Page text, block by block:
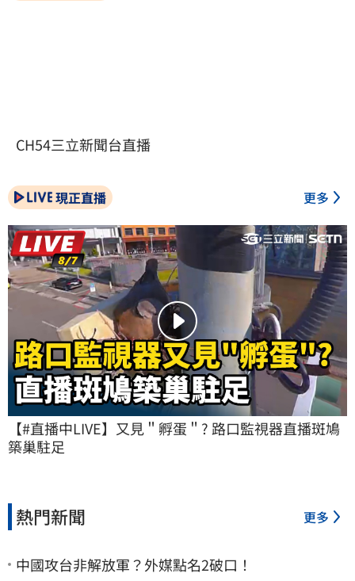
CH54三立新聞台直播
現正直播 更多
【#直播中LIVE】又見＂孵蛋＂? 路口監視器直播斑鳩
築巢駐足
熱門新聞 更多
中國攻台非解放軍？外媒點名2破口！